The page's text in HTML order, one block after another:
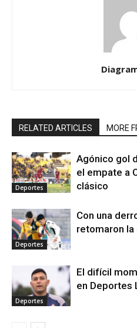
RELATED ARTICLES MORE
Deportes
Agónico gol
el empate a
clásico
Deportes
Con una
retomaron
Deportes
El difícil
en Deportes